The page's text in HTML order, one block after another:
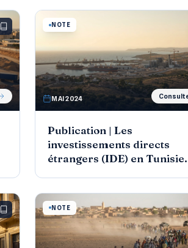
NOTE
MAI 2024
Publication | Les
investissements directs
étrangers (IDE) en Tunisie
NOTE